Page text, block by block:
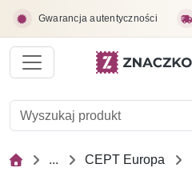
Gwarancja autentyczności
... CEPT Europa